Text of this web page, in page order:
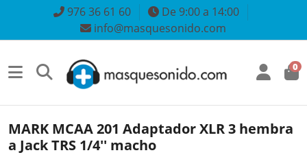
976 36 61 60
De 9:00 a 14:00
info@masquesonido.com
0
MARK MCAA 201 Adaptador XLR 3 hembra
a Jack TRS 1/4'' macho